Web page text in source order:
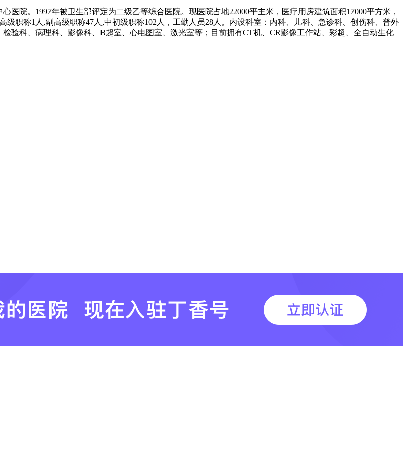
医院。1997年被卫生部评定为二级乙等综合医院。现医院占地22000平主米，医疗用房建筑面积17000平方米，
级职称1人,副高级职称47人,中初级职称102人，工勤人员28人。内设科室：内科、儿科、急诊科、创伤科、普外
验科、病理科、影像科、B超室、心电图室、激光室等；目前拥有CT机、CR影像工作站、彩超、全自动生化